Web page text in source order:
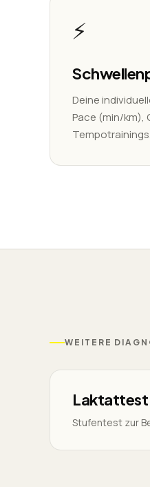
⚡
Deine
Pace (min/km),
Tempotrainings.
WEITERE
Laktattest
Stufentest zur